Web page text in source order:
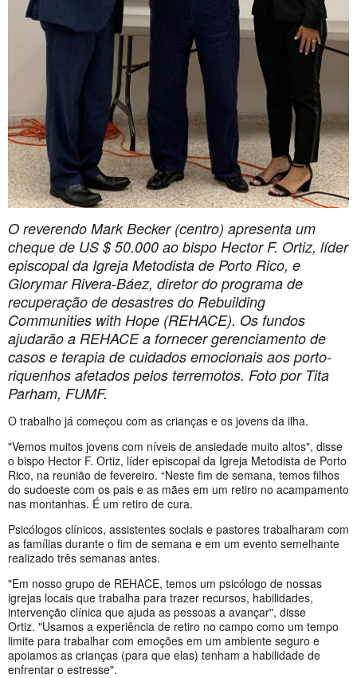
O reverendo Mark Becker (centro) apresenta um
cheque de US $ 50.000 ao bispo Hector F. Ortiz, líder
episcopal da Igreja Metodista de Porto Rico, e
Glorymar Rivera-Báez, diretor do programa de
recuperação de desastres do Rebuilding
Communities with Hope (REHACE). Os fundos
ajudarão a REHACE a fornecer gerenciamento de
casos e terapia de cuidados emocionais aos porto-
riquenhos afetados pelos terremotos. Foto por Tita
Parham, FUMF.
O trabalho já começou com as crianças e os jovens da ilha.
"Vemos muitos jovens com níveis de ansiedade muito altos", disse
o bispo Hector F. Ortiz, líder episcopal da Igreja Metodista de Porto
Rico, na reunião de fevereiro. “Neste fim de semana, temos filhos
do sudoeste com os pais e as mães em um retiro no acampamento
nas montanhas. É um retiro de cura.
Psicólogos clínicos, assistentes sociais e pastores trabalharam com
as famílias durante o fim de semana e em um evento semelhante
realizado três semanas antes.
"Em nosso grupo de REHACE, temos um psicólogo de nossas
igrejas locais que trabalha para trazer recursos, habilidades,
intervenção clínica que ajuda as pessoas a avançar", disse
Ortiz. "Usamos a experiência de retiro no campo como um tempo
limite para trabalhar com emoções em um ambiente seguro e
apoiamos as crianças (para que elas) tenham a habilidade de
enfrentar o estresse".